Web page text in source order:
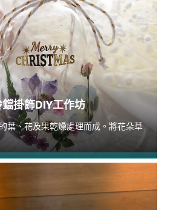
掛飾DIY工作坊
葉、花及果乾燥處理而成。將花朵草